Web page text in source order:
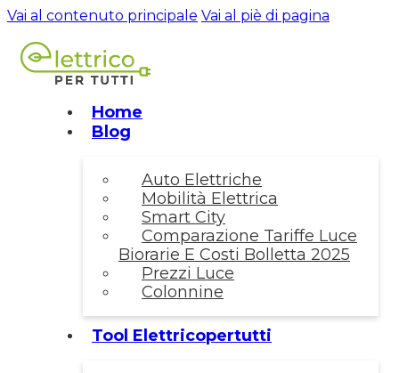
Vai al contenuto principale Vai al piè di pagina
Home
Blog
Auto Elettriche
Mobilità Elettrica
Smart City
Comparazione Tariffe Luce
Biorarie E Costi Bolletta 2025
Prezzi Luce
Colonnine
Tool Elettricopertutti